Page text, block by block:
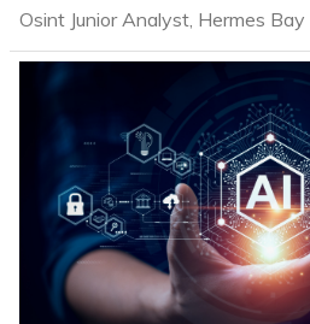
Osint Junior Analyst, Hermes Bay